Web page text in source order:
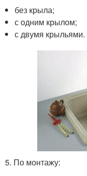
без крыла;
с одним крылом;
с двумя крыльями.
5. По монтажу: